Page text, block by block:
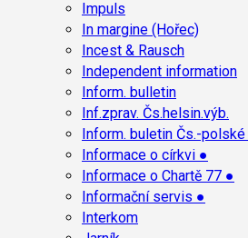
Impuls
In margine (Hořec)
Incest & Rausch
Independent information
Inform. bulletin
Inf.zprav. Čs.helsin.výb.
Inform. buletin Čs.-
Informace o církvi ●
Informace o Chartě 77 ●
Informační servis ●
Interkom